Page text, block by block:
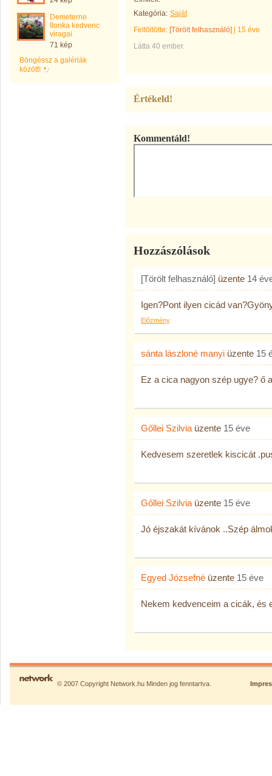
Demeterne
Ilonka kedvenc
viragai
71 kép
Böngéssz a galériák
között!
Kategória: Saját
Feltöltötte: [Törölt felhasználó]
15 éve
Látta 40 ember.
Értékeld!
Kommentáld!
Hozzászólások
[Törölt felhasználó] üzente 14
Igen?Pont ilyen cicád
Előzmény
sánta lászloné manyi üzente 15
Ez a cica nagyon szép ugye? ő
Gőllei Szilvia üzente 15 éve
Kedvesem szeretlek kiscicát
Gőllei Szilvia üzente 15 éve
Jó éjszakát kívánok ..Szép
Egyed Józsefné üzente 15 éve
Nekem kedvenceim a cicák, és
© 2007 Copyright Network.hu Minden jog fenntartva.